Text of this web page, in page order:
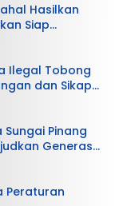
Hasilkan
Siap
Ilegal Tobong
dan Sikap
Sungai Pinang
Generasi
Peraturan